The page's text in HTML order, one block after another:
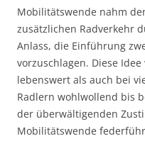
Mobilitätswende nahm
zusätzlichen Radverkehr
Anlass, die Einführung
vorzuschlagen. Diese
lebenswert als auch bei
Radlern wohlwollend bis
der überwältigenden
Mobilitätswende